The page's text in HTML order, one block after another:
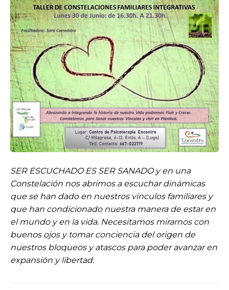
SER ESCUCHADO ES SER SANADO y en una
Constelación nos abrimos a escuchar dinámicas
que se han dado en nuestros vínculos familiares y
que han condicionado nuestra manera de estar en
el mundo y en la vida. Necesitamos mirarnos con
buenos ojos y tomar conciencia del origen de
nuestros bloqueos y atascos para poder avanzar en
expansión y libertad.